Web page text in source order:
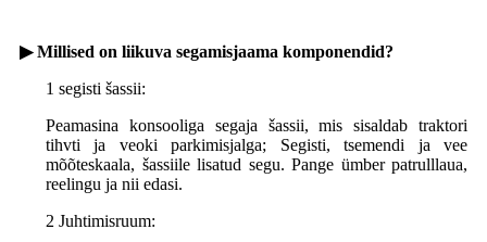
▶ Millised on liikuva segamisjaama komponendid?
1 segisti šassii:
Peamasina konsooliga segaja šassii, mis sisaldab traktori
tihvti ja veoki parkimisjalga; Segisti, tsemendi ja vee
mõõteskaala, šassiile lisatud segu. Pange ümber patrulllaua,
reelingu ja nii edasi.
2 Juhtimisruum: